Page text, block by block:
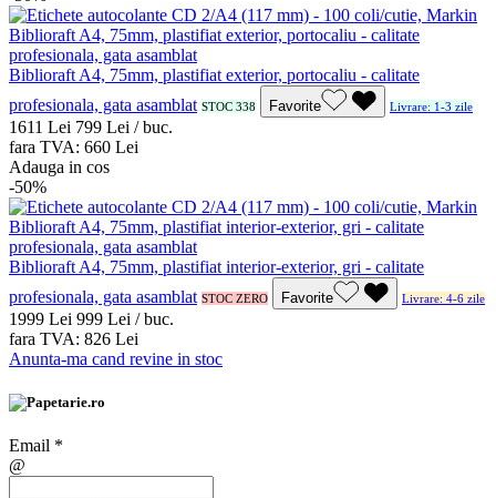
Biblioraft A4, 75mm, plastifiat exterior, portocaliu - calitate
profesionala, gata asamblat STOC 338 Favorite Livrare: 1-3 zile
1611 Lei 799 Lei / buc.
fara TVA: 660 Lei
Adauga in cos
-50%
Biblioraft A4, 75mm, plastifiat interior-exterior, gri - calitate
profesionala, gata asamblat STOC ZERO Favorite Livrare: 4-6 zile
1999 Lei 999 Lei / buc.
fara TVA: 826 Lei
Anunta-ma cand revine in stoc
Email *
@